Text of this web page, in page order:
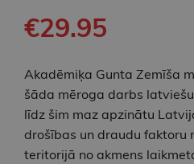
€29.95
Akadēmiķa Gunta Zemīša
šāda mēroga darbs
līdz šim maz apzinātu
drošības un draudu faktoru
teritorijā no akmens